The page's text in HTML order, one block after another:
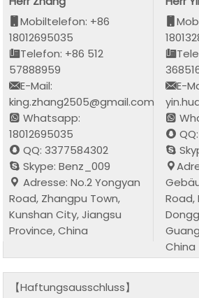
Mobiltelefon: +86
18012695035
Telefon: +86 512
57888959
E-Mail:
king.zhang2505@gmail.com
Whatsapp:
18012695035
QQ: 3377584302
Skype: Benz_009
Adresse: No.2 Yongyan
Road, Zhangpu Town,
Kunshan City, Jiangsu
Province, China
E-
Road,
China
【Haftungsausschluss】